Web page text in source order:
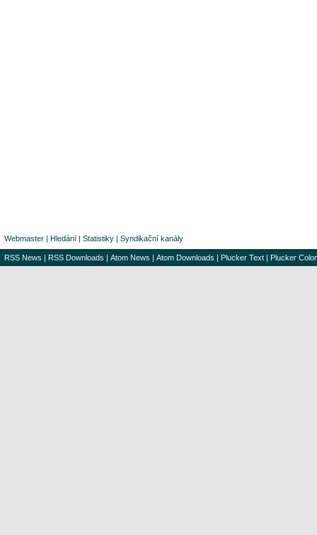
Webmaster | Hledání | Statistiky | Syndikační kanály
RSS News | RSS Downloads | Atom News | Atom Downloads | Plucker Text | Plucker Color